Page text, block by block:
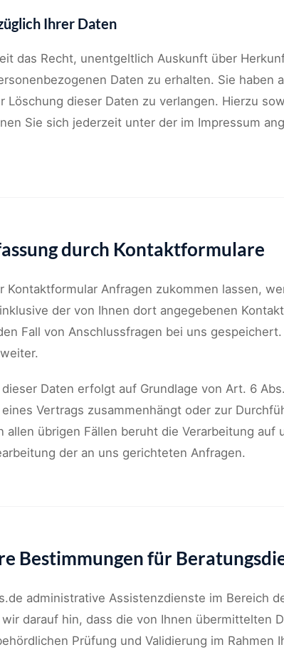
Ihrer Daten
das Recht, unentgeltlich Auskunft über
Daten zu erhalten. Sie haben
Löschung dieser Daten zu verlangen. Hierzu
Sie sich jederzeit unter der im Impressum
durch Kontaktformulare
Kontaktformular Anfragen zukommen lassen,
der von Ihnen dort angegebenen
Fall von Anschlussfragen bei uns
Daten erfolgt auf Grundlage von Art. 6
Vertrags zusammenhängt oder zur
allen übrigen Fällen beruht die Verarbeitung auf
der an uns gerichteten Anfragen.
Bestimmungen für
administrative Assistenzdienste im Bereich
darauf hin, dass die von Ihnen übermittelten
Prüfung und Validierung im Rahmen